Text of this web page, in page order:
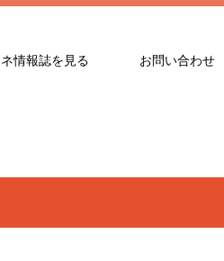
情報誌を見る お問い合わせ